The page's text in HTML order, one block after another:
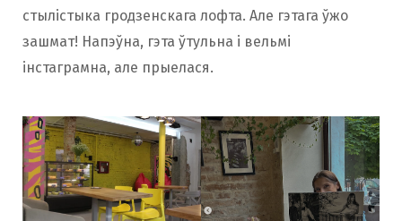
стылістыка гродзенскага лофта. Але гэтага ўжо
зашмат! Напэўна, гэта ўтульна і вельмі
інстаграмна, але прыелася.